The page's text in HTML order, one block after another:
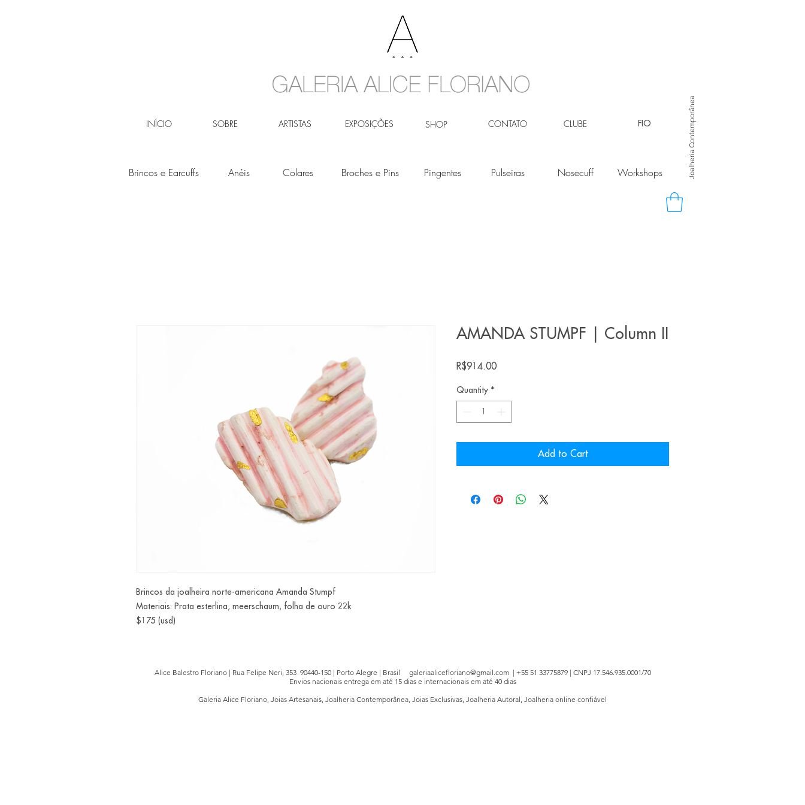
INÍCIO SOBRE ARTISTAS EXPOSIÇÕES SHOP CONTATO CLUBE Joalheria Contemporânea
FIO
Brincos e Earcuffs Anéis Colares Broches e Pins Pingentes Pulseiras Nosecuff Workshops
Brincos da joalheira norte-americana Amanda Stumpf
Materiais: Prata esterlina, meerschaum, folha de ouro 22k
$175 (usd)
AMANDA STUMPF | Column II
R$914.00Price
Quantity *
Add to Cart
Alice Balestro Floriano | Rua Felipe Neri, 353 90440-150 | Porto Alegre | Brasil galeriaalicefloriano@gmail.com| +55 51 33775879 | CNPJ 17.546.935.0001/70
Envios nacionais entrega em até 15 dias e internacionais em até 40 dias
Galeria Alice Floriano, Joias Artesanais, Joalheria Contemporânea, Joias Exclusivas, Joalheria Autoral, Joalheria online confiável